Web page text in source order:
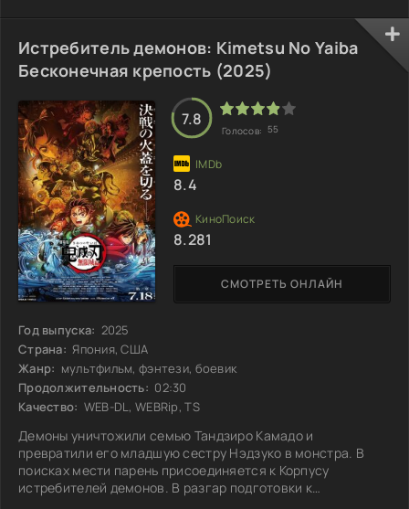
ежегодно состязаются друг с другом. Главный герой с
энтузиазмом участвует в испытаниях, демонстрируя свои
боевые навыки. Но на пути к заветной цели возникает
неожиданная преграда — у него начинаются серьёзные
проблемы с пищеварением во время
Истребитель демонов: Kimetsu No Yaiba
Бесконечная крепость (2025)
Год выпуска: 2025
Страна: Япония, США
Жанр: мультфильм, фэнтези, боевик
Продолжительность: 02:30
Качество: WEB-DL, WEBRip, TS
Демоны уничтожили семью Тандзиро Камадо и
превратили его младшую сестру Нэдзуко в монстра. В
поисках мести парень присоединяется к Корпусу
истребителей демонов. В разгар подготовки к
СМОТРЕТЬ ОНЛАЙН
7.8
Голосов: 55
8.4
8.281